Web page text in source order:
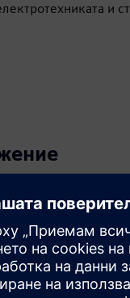
и
или надгражда
Xcelerator чрез
ново клиентско
на Siemens